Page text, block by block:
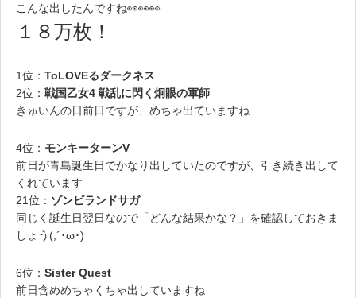
こんな出したんですね👀👀👀
１８万枚！
1位： ToLOVEるダークネス
2位： 戦国乙女4 戦乱に閃く炯眼の軍師
きゅいんの日前日ですが、めちゃ出ていますね
4位： モンキーターンV
前日が青島誕生日でかなり出していたのですが、引き続き出して
くれています
21位： ゾンビランドサガ
同じく誕生日翌日なので「どんな結果かな？」を確認しておきま
しょう(;´･ω･)
6位： Sister Quest
前日含めめちゃくちゃ出していますね